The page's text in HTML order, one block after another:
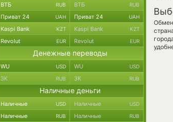
ВТБ RUB ВТБ RUB
Приват 24 UAH Приват 24 UAH
Kaspi Bank KZT Kaspi Bank KZT
Revolut EUR Revolut EUR
Денежные переводы
WU USD WU USD
ЗК RUB ЗК RUB
Наличные деньги
Наличные USD Наличные USD
Наличные RUB Наличные RUB